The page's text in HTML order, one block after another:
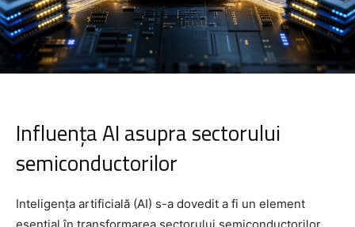
Influența AI asupra sectorului
semiconductorilor
Inteligența artificială (AI) s-a dovedit a fi un element